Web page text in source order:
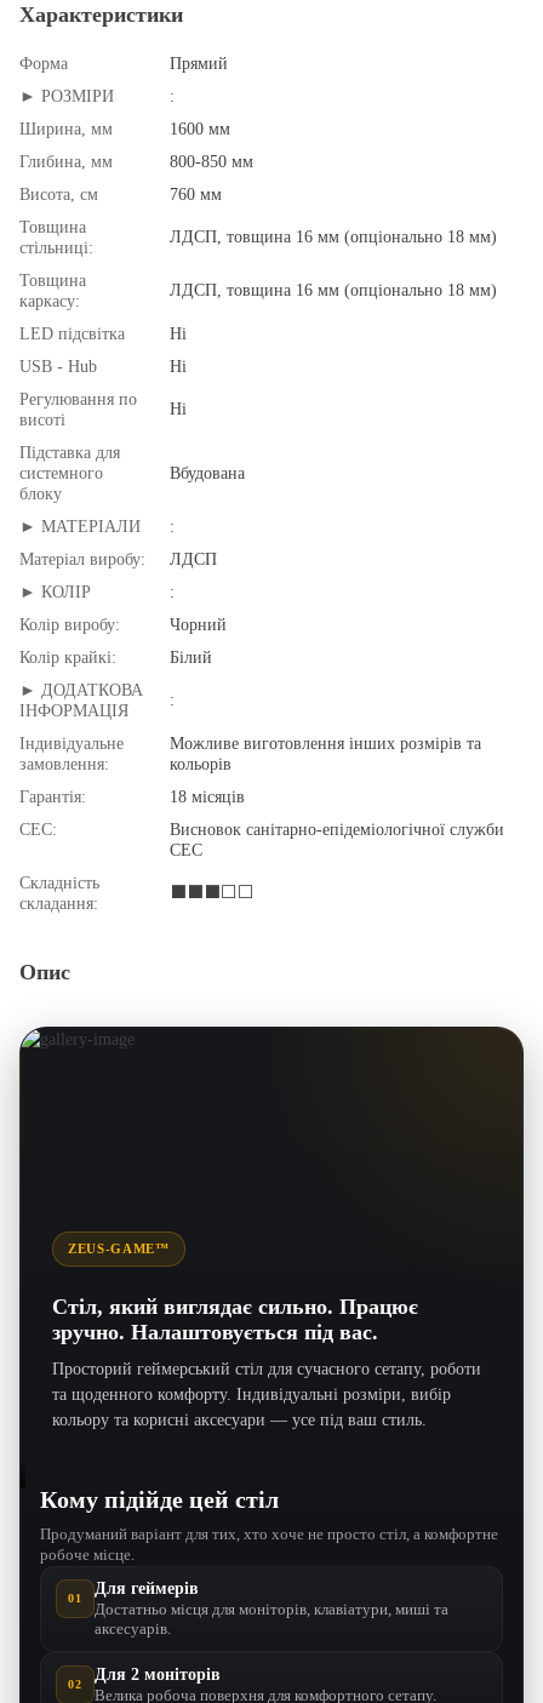
Характеристики
Форма
Прямий
► РОЗМІРИ
:
Ширина, мм
1600 мм
Глибина, мм
800-850 мм
Висота, см
760 мм
Товщина
стільниці:
ЛДСП, товщина 16 мм (опціонально 18 мм)
Товщина
каркасу:
ЛДСП, товщина 16 мм (опціонально 18 мм)
LED підсвітка
Ні
USB - Hub
Ні
Регулювання по
висоті
Ні
Підставка для
системного
блоку
Вбудована
► МАТЕРІАЛИ
:
Матеріал виробу:
ЛДСП
► КОЛІР
:
Колір виробу:
Чорний
Колір крайкі:
Білий
► ДОДАТКОВА
ІНФОРМАЦІЯ
:
Індивідуальне
замовлення:
Можливе виготовлення інших розмірів та
кольорів
Гарантія:
18 місяців
СЕС:
Висновок санітарно-епідеміологічної служби
СЕС
Складність
складання:
⬛⬛⬛⬜⬜
Опис
ZEUS-GAME™
Стіл, який виглядає сильно. Працює
зручно. Налаштовується під вас.
Просторий геймерський стіл для сучасного сетапу, роботи
та щоденного комфорту. Індивідуальні розміри, вибір
кольору та корисні аксесуари — усе під ваш стиль.
Кому підійде цей стіл
Продуманий варіант для тих, хто хоче не просто стіл, а комфортне
робоче місце.
01
Для геймерів
Достатньо місця для моніторів, клавіатури, миші та
аксесуарів.
02
Для 2 моніторів
Велика робоча поверхня для комфортного сетапу.